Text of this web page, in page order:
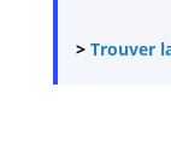
> Trouver